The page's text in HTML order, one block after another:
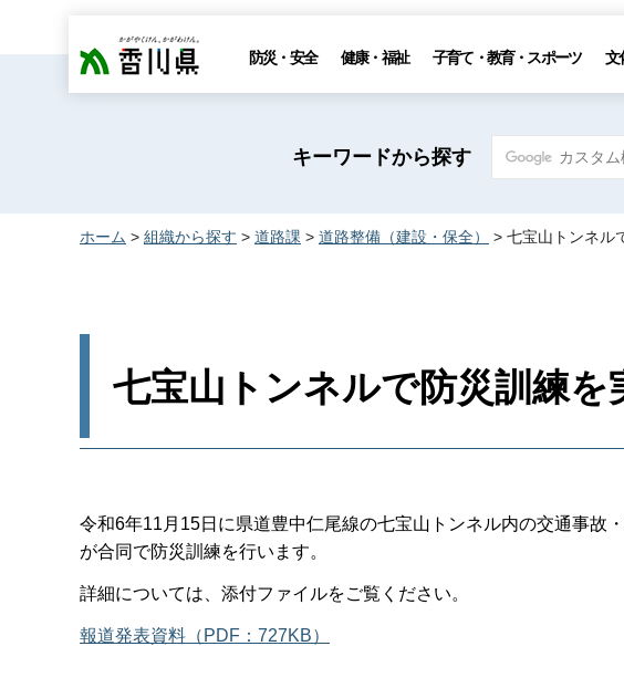
香川県 防災・安全 健康・福祉 子育て・教育・スポーツ 文
キーワードから探す
ホーム > 組織から探す > 道路課 > 道路整備（建設・保全） > 七宝山トンネル
七宝山トンネルで防災訓練を
令和6年11月15日に県道豊中仁尾線の七宝山トンネル内の交通事故
が合同で防災訓練を行います。
詳細については、添付ファイルをご覧ください。
報道発表資料（PDF：727KB）